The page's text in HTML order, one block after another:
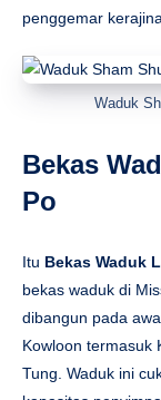
penggemar
Waduk
Bekas
Po
Itu Bekas Waduk
bekas waduk di
dibangun pada
Kowloon termasuk
Tung. Waduk ini